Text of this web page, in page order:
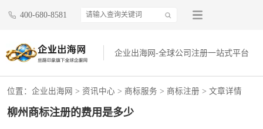
400-680-8581
企业出海网-全球公司注册一站式平台
位置： 企业出海网 > 资讯中心 > 商标服务 > 商标注册 > 文章详情
柳州商标注册的费用是多少